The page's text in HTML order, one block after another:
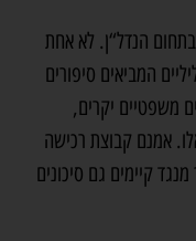
הנדל“ן. לא אחת
המביאים סיפורים
משפטיים יקרים,
אמנם קבוצת רכישה
קיימים גם סיכונים